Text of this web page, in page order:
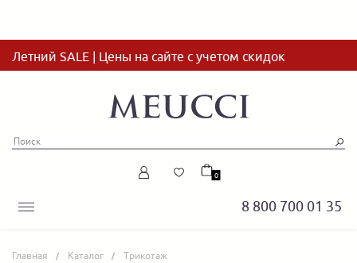
Летний SALE | Цены на сайте с учетом скидок
8 800 700 01 35
0
Главная Каталог
Трикотаж